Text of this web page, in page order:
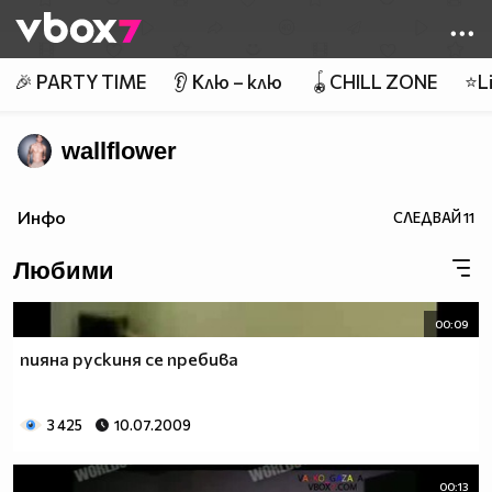
👾
🎉 PARTY TIME 👂 Клю – клю 🪀CHILL ZONE
wallflower
Инфо СЛЕДВАЙ11
Любими
00:09
пияна рускиня се пребива
3 425 10.07.2009
00:13